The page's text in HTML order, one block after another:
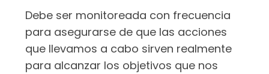
Debe ser monitoreada con frecuencia
para asegurarse de que las acciones
que llevamos a cabo sirven realmente
para alcanzar los objetivos que nos